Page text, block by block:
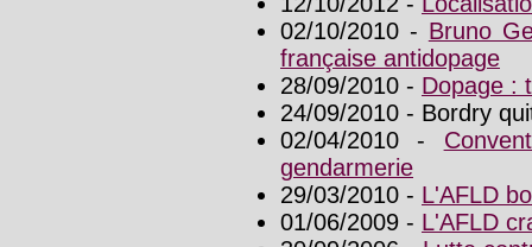
02/10/2010 - Bruno
française antidopage
28/09/2010 - Dopage :
24/09/2010 - Bordry
02/04/2010 -
gendarmerie
29/03/2010 - L'AFLD
01/06/2009 - L'AFLD